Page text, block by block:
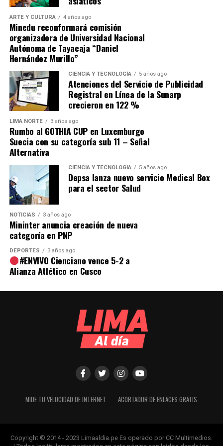
presiones por el mayor gasto corriente. Para la firma,
«hay que abordarlas de manera significativa para
evitar que haya un deterioro importante de las
finanzas públicas»en la próxima década.
Comparte esto:
ARTE Y CULTURA 4 años ago
Minedu reconformará comisión
organizadora de Universidad Nacional
Autónoma de Tayacaja “Daniel
Hernández Murillo”
CIENCIA Y TECNOLOGÍA 5 años ago
Atenciones del Servicio de Publicidad
Registral en Línea de la Sunarp
crecieron en 122 %
LIMA NORTE 3 años ago
Rumbo al GOTHIA CUP en Luxemburgo
Suecia con su categoría sub 11 – Señal
Alternativa
CIENCIA Y TECNOLOGÍA 5 años ago
Depsa lanza nuevo servicio Medical Box
para el sector Salud
NOTICIAS 3 años ago
Mininter anuncia creación de nueva
categoría en PNP
DEPORTES 3 años ago
#ENVIVO Cienciano vence 5-2 a
Alianza Atlético en Cusco
MIDE TU VELOCIDAD DE INTERNET ACORTADOR DE ENLACES GRATIS
Copyright © 2014 - 2023 Limaaldia.pe Es operado por CC Multimedios.